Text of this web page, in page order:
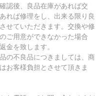
認後、良品在庫があれば交
れば修理をし、出来る限り良
せていただきます。交換や修
ご用意ができなかった場合
金を致します。
の不良品につきましては、商
お客様負担とさせて頂きま